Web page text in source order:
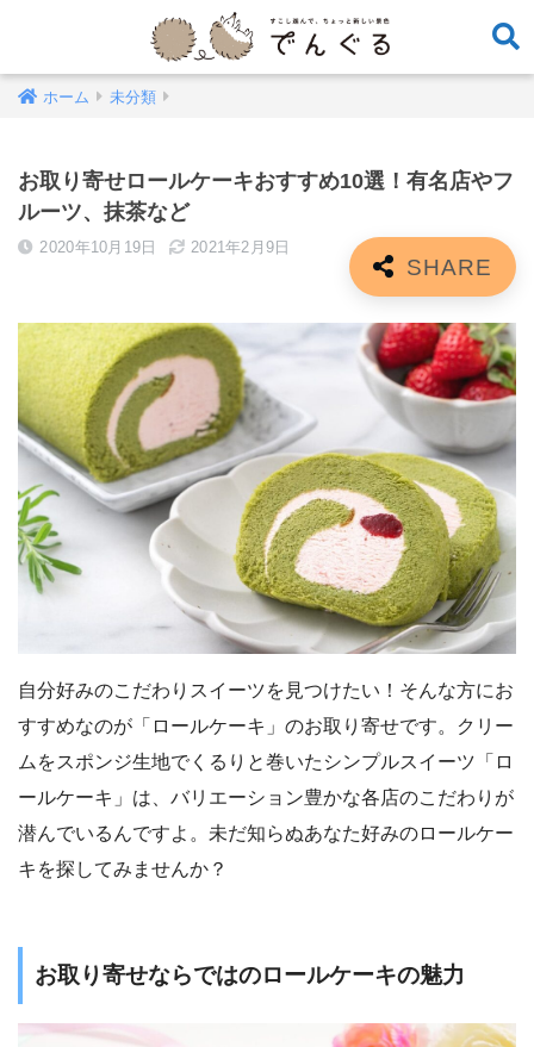
ホーム 未分類
お取り寄せロールケーキおすすめ10選！有名店やフ
ルーツ、抹茶など
2020年10月19日 2021年2月9日
自分好みのこだわりスイーツを見つけたい！そんな方にお
すすめなのが「ロールケーキ」のお取り寄せです。クリー
ムをスポンジ生地でくるりと巻いたシンプルスイーツ「ロ
ールケーキ」は、バリエーション豊かな各店のこだわりが
潜んでいるんですよ。未だ知らぬあなた好みのロールケー
キを探してみませんか？
お取り寄せならではのロールケーキの魅力